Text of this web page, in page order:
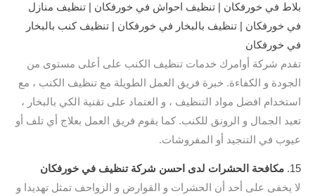
بلاط في خورفكان | تنظيف احواش في خورفكان | تنظيف منازل
في خورفكان | تنظيف بالبخار في خورفكان | تنظيف كنب بالبخار
في خورفكان
تقدم شركة أوامرك خدمات تنظيف الكنب على أعلى مستوى من
الجودة و الكفاءة. خبرة فريق العمل الطويلة مع تنظيف الكنب ، مع
استخدام افضل مواد التنظيف ، و العتماد على تقنية الكي بالبخار ،
تعيد الجمال و الرونق للكنب. كما يقوم فريق العمل بعلاج أي تلف أو
عيوب في التنجيد أو المفروشات.
15. مكافحة الحشرات لدى احسن شركة تنظيف في خورفكان
لا يخفى على أحد أن الحشرات و القوارض و الزواحف تمثل تهديدا و